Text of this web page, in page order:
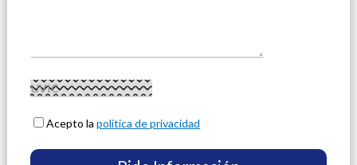
Acepto lapolítica de privacidad